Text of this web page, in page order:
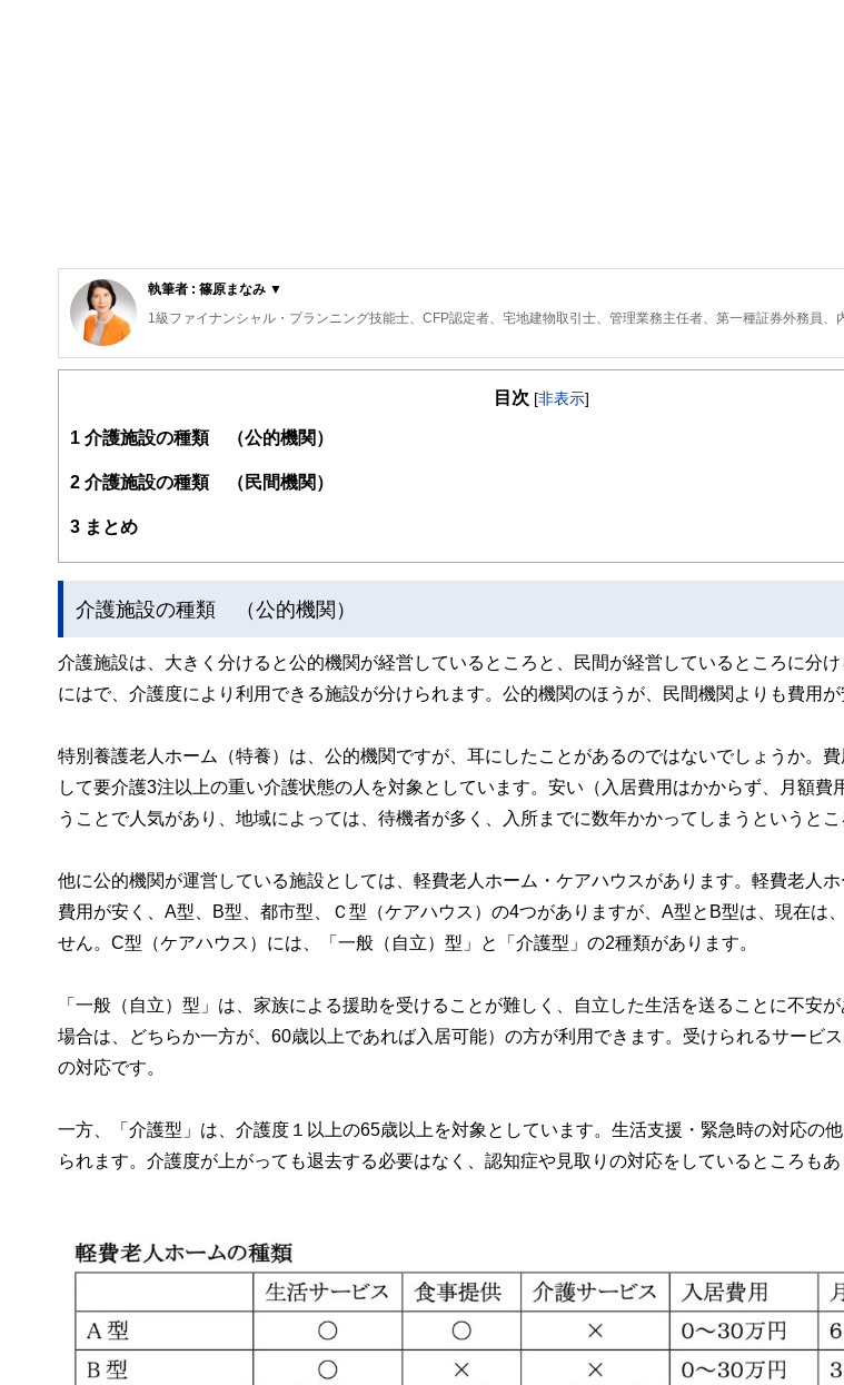
執筆者 : 篠原まなみ ▼
1級ファイナンシャル・プランニング技能士、CFP認定者、宅地建物取引士、管理業務主任者、第一種証券外務員、
外資系証券会社、銀行で20年以上勤務。現在は、日本人、外国人を対象とした起業家支援。
目次 [非表示]
1 介護施設の種類 （公的機関）
2 介護施設の種類 （民間機関）
3 まとめ
介護施設の種類 （公的機関）
介護施設は、大きく分けると公的機関が経営しているところと、民間が経営しているところに分
にはで、介護度により利用できる施設が分けられます。公的機関のほうが、民間機関よりも費用が
特別養護老人ホーム（特養）は、公的機関ですが、耳にしたことがあるのではないでしょうか。
して要介護3注以上の重い介護状態の人を対象としています。安い（入居費用はかからず、月額費
うことで人気があり、地域によっては、待機者が多く、入所までに数年かかってしまうというとこ
他に公的機関が運営している施設としては、軽費老人ホーム・ケアハウスがあります。軽費老人
費用が安く、A型、B型、都市型、Ｃ型（ケアハウス）の4つがありますが、A型とB型は、現在は
せん。C型（ケアハウス）には、「一般（自立）型」と「介護型」の2種類があります。
「一般（自立）型」は、家族による援助を受けることが難しく、自立した生活を送ることに不安
場合は、どちらか一方が、60歳以上であれば入居可能）の方が利用できます。受けられるサービ
の対応です。
一方、「介護型」は、介護度１以上の65歳以上を対象としています。生活支援・緊急時の対応の
られます。介護度が上がっても退去する必要はなく、認知症や見取りの対応をしているところもあ